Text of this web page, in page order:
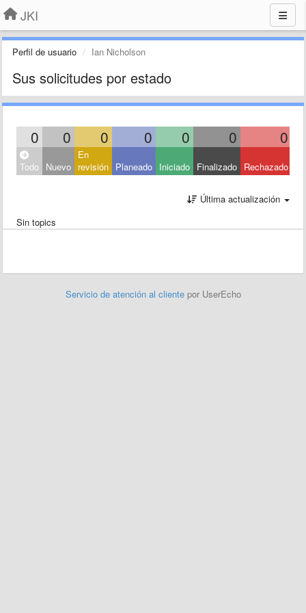
JKI
Perfil de usuario Ian Nicholson
Sus solicitudes por estado
0 0 0 0 0 0 0
Todo Nuevo
En
revisión Planeado Iniciado Finalizado Rechazado
Última actualización
Sin topics
Servicio de atención al cliente por UserEcho